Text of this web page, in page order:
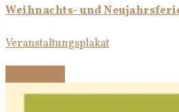
Weihnachts- und
Veranstaltungsplakat